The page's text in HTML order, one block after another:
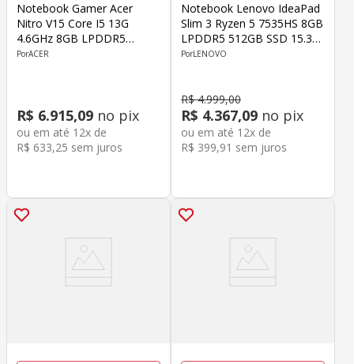
Notebook Gamer Acer
Nitro V15 Core I5 13G
4.6GHz 8GB LPDDR5
512SSD M.2 15.6" Geforce
ACER
R$ 6.915,09 no pix
ou em até 12x de
R$ 633,25 sem juros
Notebook Lenovo IdeaPad
Slim 3 Ryzen 5 7535HS 8GB
LPDDR5 512GB SSD 15.3"
Windows 11 Home Cinza
LENOVO
R$ 4.999,00
R$ 4.367,09 no pix
ou em até 12x de
R$ 399,91 sem juros